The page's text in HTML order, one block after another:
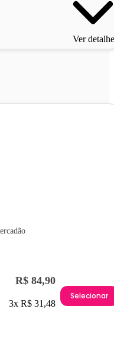
Ver
R$ 84,90
3x R$ 31,48
Selecionar